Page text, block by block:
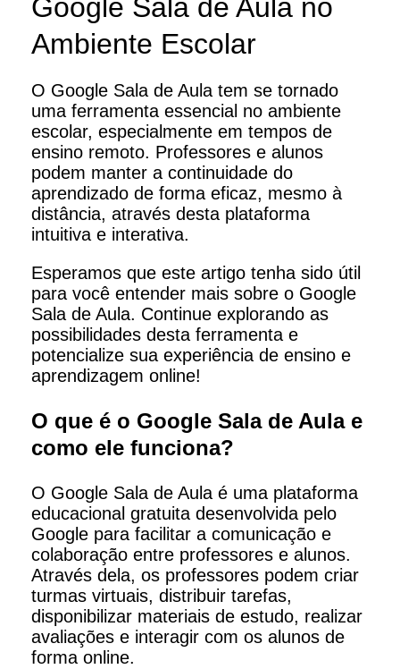
Google Sala de Aula no
Ambiente Escolar
O Google Sala de Aula tem se tornado
uma ferramenta essencial no ambiente
escolar, especialmente em tempos de
ensino remoto. Professores e alunos
podem manter a continuidade do
aprendizado de forma eficaz, mesmo à
distância, através desta plataforma
intuitiva e interativa.
Esperamos que este artigo tenha sido útil
para você entender mais sobre o Google
Sala de Aula. Continue explorando as
possibilidades desta ferramenta e
potencialize sua experiência de ensino e
aprendizagem online!
O que é o Google Sala de Aula e
como ele funciona?
O Google Sala de Aula é uma plataforma
educacional gratuita desenvolvida pelo
Google para facilitar a comunicação e
colaboração entre professores e alunos.
Através dela, os professores podem criar
turmas virtuais, distribuir tarefas,
disponibilizar materiais de estudo, realizar
avaliações e interagir com os alunos de
forma online.